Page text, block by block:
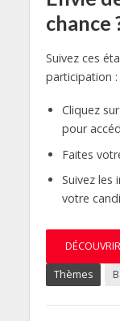
chance
Suivez ces
participation :
Cliquez
pour
Faites
Suivez les
votre
Thèmes